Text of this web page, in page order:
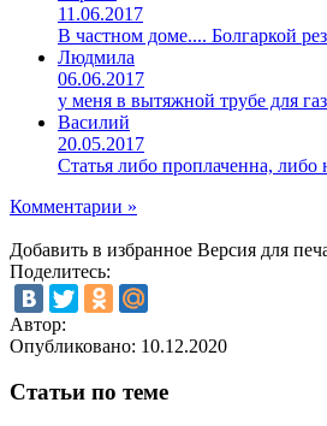
11.06.2017
В частном доме.... Болгаркой
Людмила
06.06.2017
у меня в вытяжной трубе для
Василий
20.05.2017
Статья либо проплаченна,
Комментарии »
Добавить в избранное Версия для
Поделитесь:
Автор:
Опубликовано: 10.12.2020
Статьи по теме